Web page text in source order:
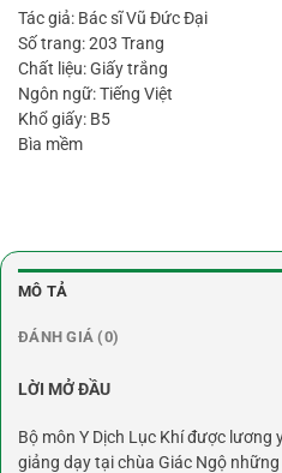
Tác giả: Bác sĩ Vũ Đức Đại
Số trang: 203 Trang
Chất liệu: Giấy trắng
Ngôn ngữ: Tiếng Việt
Khổ giấy: B5
Bìa mềm
MÔ TẢ
ĐÁNH GIÁ (0)
LỜI MỞ ĐẦU
Bộ môn Y Dịch Lục Khí được lương
giảng dạy tại chùa Giác Ngộ